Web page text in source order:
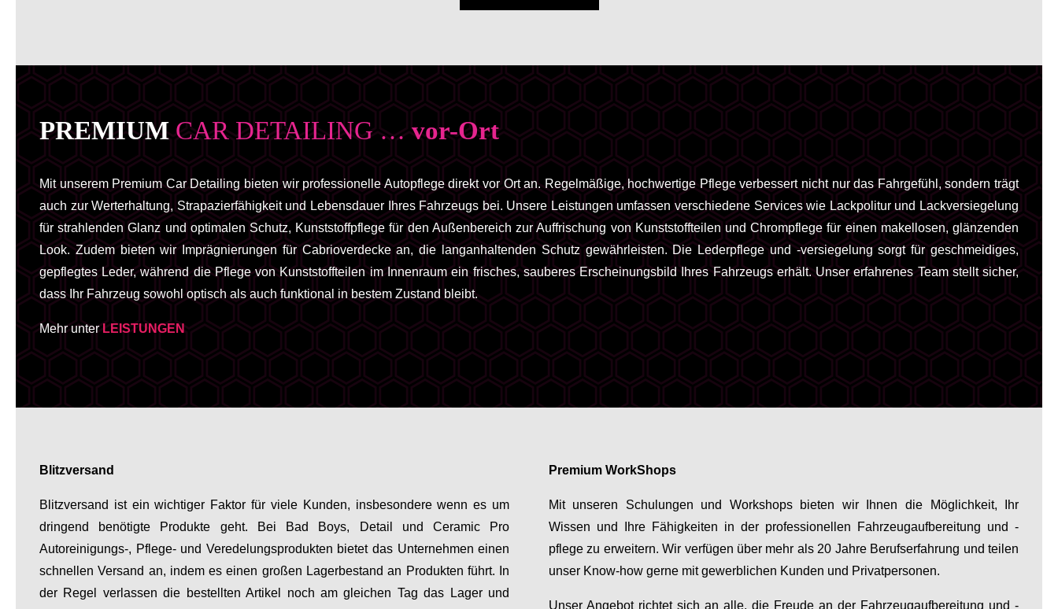
PREMIUM CAR DETAILING … vor-Ort
Mit unserem Premium Car Detailing bieten wir professionelle Autopflege direkt vor Ort an. Regelmäßige, hochwertige Pflege verbessert nicht nur das Fahrgefühl, sondern trägt
auch zur Werterhaltung, Strapazierfähigkeit und Lebensdauer Ihres Fahrzeugs bei. Unsere Leistungen umfassen verschiedene Services wie Lackpolitur und Lackversiegelung
für strahlenden Glanz und optimalen Schutz, Kunststoffpflege für den Außenbereich zur Auffrischung von Kunststoffteilen und Chrompflege für einen makellosen, glänzenden
Look. Zudem bieten wir Imprägnierungen für Cabrioverdecke an, die langanhaltenden Schutz gewährleisten. Die Lederpflege und -versiegelung sorgt für geschmeidiges,
gepflegtes Leder, während die Pflege von Kunststoffteilen im Innenraum ein frisches, sauberes Erscheinungsbild Ihres Fahrzeugs erhält. Unser erfahrenes Team stellt sicher,
dass Ihr Fahrzeug sowohl optisch als auch funktional in bestem Zustand bleibt.
Mehr unter LEISTUNGEN
Blitzversand
Blitzversand ist ein wichtiger Faktor für viele Kunden, insbesondere wenn es um
dringend benötigte Produkte geht. Bei Bad Boys, Detail und Ceramic Pro
Autoreinigungs-, Pflege- und Veredelungsprodukten bietet das Unternehmen einen
schnellen Versand an, indem es einen großen Lagerbestand an Produkten führt. In
der Regel verlassen die bestellten Artikel noch am gleichen Tag das Lager und
Premium WorkShops
Mit unseren Schulungen und Workshops bieten wir Ihnen die Möglichkeit, Ihr
Wissen und Ihre Fähigkeiten in der professionellen Fahrzeugaufbereitung und -
pflege zu erweitern. Wir verfügen über mehr als 20 Jahre Berufserfahrung und teilen
unser Know-how gerne mit gewerblichen Kunden und Privatpersonen.
Unser Angebot richtet sich an alle, die Freude an der Fahrzeugaufbereitung und -